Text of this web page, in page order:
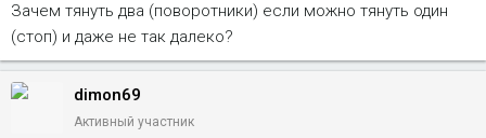
Зачем тянуть два (поворотники) если можно тянуть один
(стоп) и даже не так далеко?
dimon69
Активный участник